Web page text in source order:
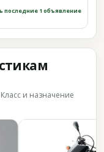
последние 1 объявление
и назначение